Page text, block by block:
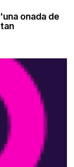
onada de